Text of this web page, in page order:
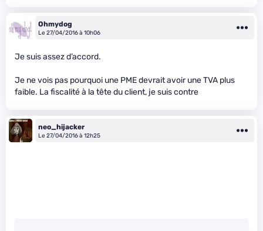
Ohmydog
Le 27/04/2016 à 10h06
Je suis assez d’accord.
Je ne vois pas pourquoi une PME devrait avoir une TVA plus
faible. La fiscalité à la tête du client, je suis contre
neo_hijacker
Le 27/04/2016 à 12h25